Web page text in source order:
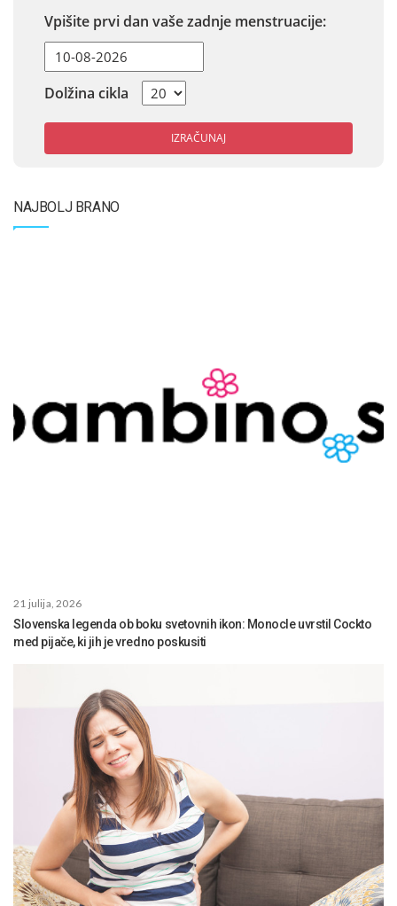
Vpišite prvi dan vaše zadnje menstruacije:
Dolžina cikla
IZRAČUNAJ
NAJBOLJ BRANO
21 julija, 2026
Slovenska legenda ob boku svetovnih ikon: Monocle uvrstil Cockto
med pijače, ki jih je vredno poskusiti